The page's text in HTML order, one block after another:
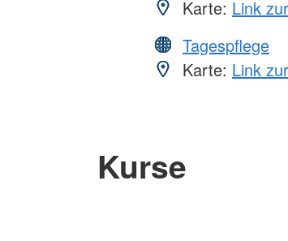
Karte: Link
Tagespflege
Karte: Link
Kurse